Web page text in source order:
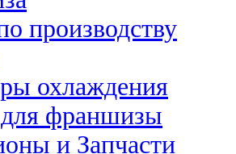
производству
охлаждения
франшизы
и Запчасти